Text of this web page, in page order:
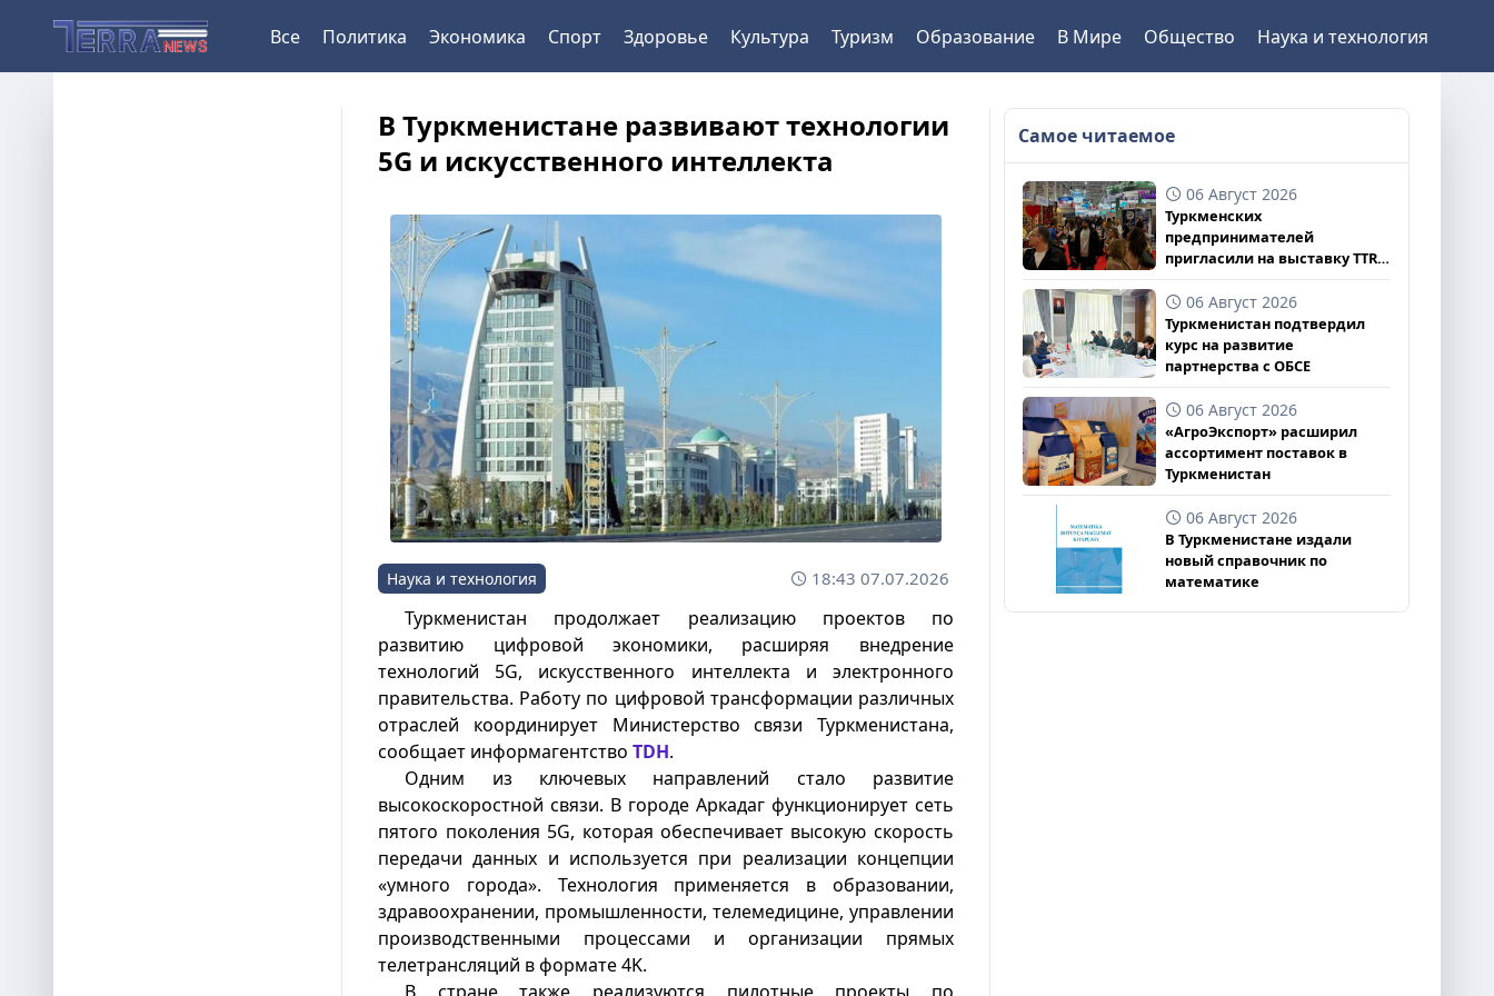
Все Политика Экономика Спорт Здоровье Культура Туризм Образование В Мире Общество Наука и технология
В Туркменистане развивают технологии
5G и искусственного интеллекта
Наука и технология 18:43 07.07.2026
Туркменистан продолжает реализацию проектов по
развитию цифровой экономики, расширяя внедрение
технологий 5G, искусственного интеллекта и электронного
правительства. Работу по цифровой трансформации различных
отраслей координирует Министерство связи Туркменистана,
сообщает информагентствоTDH.
Одним из ключевых направлений стало развитие
высокоскоростной связи. В городе Аркадаг функционирует сеть
пятого поколения 5G, которая обеспечивает высокую скорость
передачи данных и используется при реализации концепции
«умного города». Технология применяется в образовании,
здравоохранении, промышленности, телемедицине, управлении
производственными процессами и организации прямых
телетрансляций в формате 4K.
Самое читаемое
06 Август 2026
Туркменских
предпринимателей
пригласили на выставку TTR
II 2026
06 Август 2026
Туркменистан подтвердил
курс на развитие
партнерства с ОБСЕ
06 Август 2026
«АгроЭкспорт» расширил
ассортимент поставок в
Туркменистан
06 Август 2026
В Туркменистане издали
новый справочник по
математике